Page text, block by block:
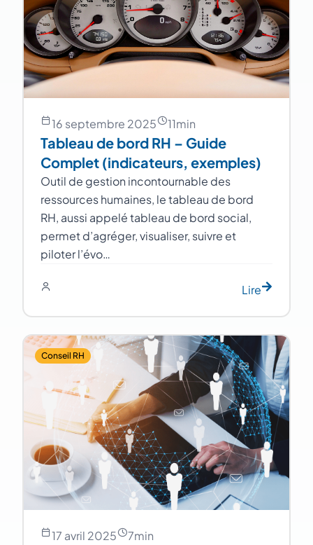
16 septembre 2025 11min
Tableau de bord RH – Guide
Complet (indicateurs, exemples)
Outil de gestion incontournable des
ressources humaines, le tableau de bord
RH, aussi appelé tableau de bord social,
permet d’agréger, visualiser, suivre et
piloter l’évo…
Lire
Conseil RH
17 avril 2025 7min